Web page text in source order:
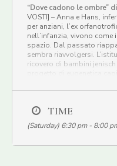
“Dove cadono le ombre”
VOSTI] – Anna e Hans,
per anziani, l’ex
nell’infanzia, vivono
spazio. Dal passato
sembra riavvolgersi.
ricovero di bambini
riprende le ricerche di
TIME
(Saturday) 6:30 pm - 8:00